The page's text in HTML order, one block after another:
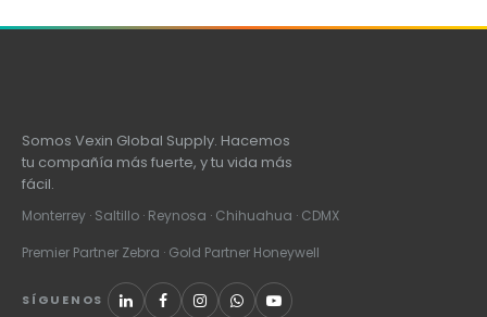
Somos Vexin Global Supply. Hacemos
tu compañía más fuerte, y tu vida más
fácil.
Monterrey · Saltillo · Reynosa · Chihuahua · CDMX
Premier Partner Zebra · Gold Partner Honeywell
SÍGUENOS